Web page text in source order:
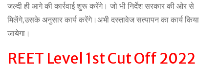
जल्दी ही आगे की कार्रवाई शुरू करेंगे। जो भी निर्देश सरकार की ओर से
मिलेंगे,उसके अनुसार कार्य करेंगे।अभी दस्तावेज सत्यापन का कार्य किया
जायेगा।
REET Level 1st Cut Off 2022